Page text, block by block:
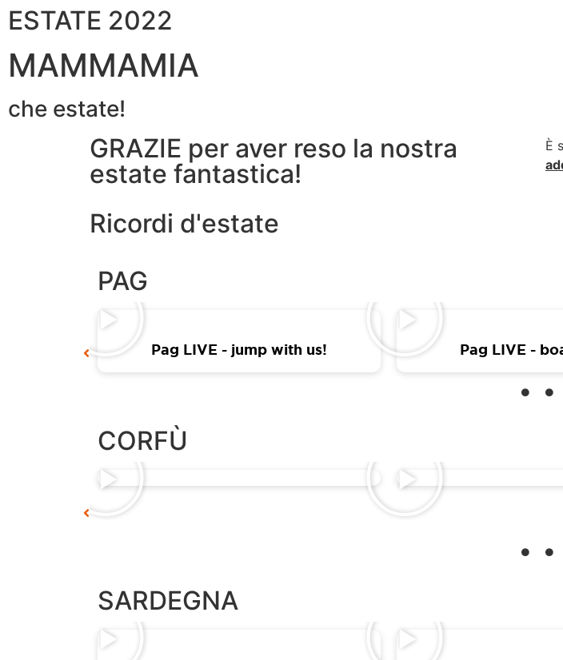
ESTATE 2022
MAMMAMIA
che estate!
GRAZIE per aver reso la nostra
estate fantastica!
È
Ricordi d'estate
PAG
Pag LIVE - jump with us! Pag LIVE -
CORFÙ
SARDEGNA